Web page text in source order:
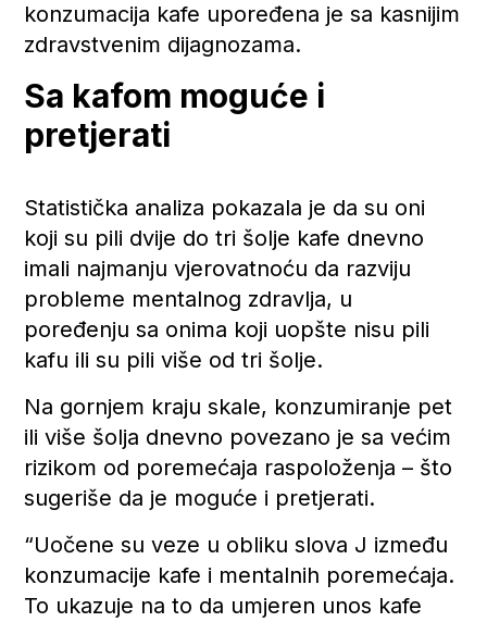
konzumacija kafe upoređena je sa kasnijim
zdravstvenim dijagnozama.
Sa kafom moguće i
pretjerati
Statistička analiza pokazala je da su oni
koji su pili dvije do tri šolje kafe dnevno
imali najmanju vjerovatnoću da razviju
probleme mentalnog zdravlja, u
poređenju sa onima koji uopšte nisu pili
kafu ili su pili više od tri šolje.
Na gornjem kraju skale, konzumiranje pet
ili više šolja dnevno povezano je sa većim
rizikom od poremećaja raspoloženja – što
sugeriše da je moguće i pretjerati.
“Uočene su veze u obliku slova J između
konzumacije kafe i mentalnih poremećaja.
To ukazuje na to da umjeren unos kafe